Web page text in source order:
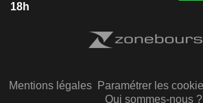
18h
Mentions légales Paramétrer les
Qui sommes-nous ?